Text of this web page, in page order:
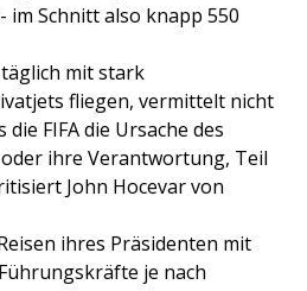
im Schnitt also knapp 550
mit stark
fliegen, vermittelt nicht
die FIFA die Ursache des
ihre Verantwortung, Teil
John Hocevar von
ihres Präsidenten mit
je nach